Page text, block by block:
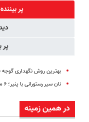
کنی؟
رو پر
پر
پر
بهترین روش نگهداری گوجه
نان سیر رستورانی با پنیر؛ ۶ مرحله ساده تا پف‌دار شدن در فر یا هواپز
در همین زمینه